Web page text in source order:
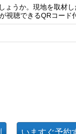
ょうか。現地を取材
視聴できるQRコード